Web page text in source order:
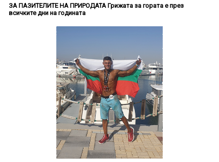
ЗА ПАЗИТЕЛИТЕ НА ПРИРОДАТА Грижата за гората е през
всичките дни на годината